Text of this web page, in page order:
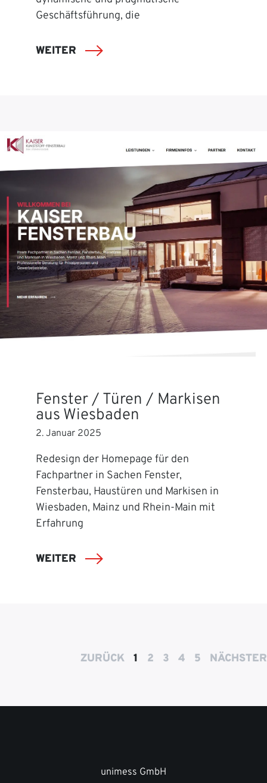
Geschäftsführung, die
WEITER
Fenster / Türen / Markisen
aus Wiesbaden
2. Januar 2025
Redesign der Homepage für den
Fachpartner in Sachen Fenster,
Fensterbau, Haustüren und Markisen in
Wiesbaden, Mainz und Rhein-Main mit
Erfahrung
WEITER
ZURÜCK 1 2 3 4 5 NÄCHSTER
unimess GmbH